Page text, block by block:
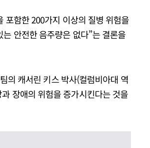
포함한 200가지 이상의 질병 위험을
안전한 음주량은 없다”는 결론을
의 캐서린 키스 박사(컬럼비아대 역
장애의 위험을 증가시킨다는 것을